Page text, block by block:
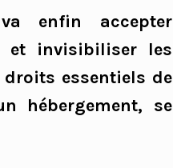
enfin accepter
et invisibiliser les
essentiels de
hébergement, se